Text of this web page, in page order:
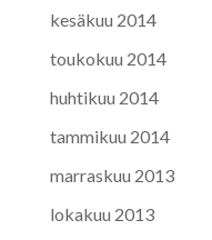
kesäkuu 2014
toukokuu 2014
huhtikuu 2014
tammikuu 2014
marraskuu 2013
lokakuu 2013